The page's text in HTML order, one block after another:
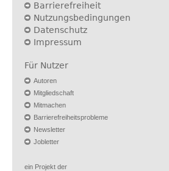
Barrierefreiheit
Nutzungsbedingungen
Datenschutz
Impressum
Für Nutzer
Autoren
Mitgliedschaft
Mitmachen
Barrierefreiheitsprobleme
Newsletter
Jobletter
ein Projekt der